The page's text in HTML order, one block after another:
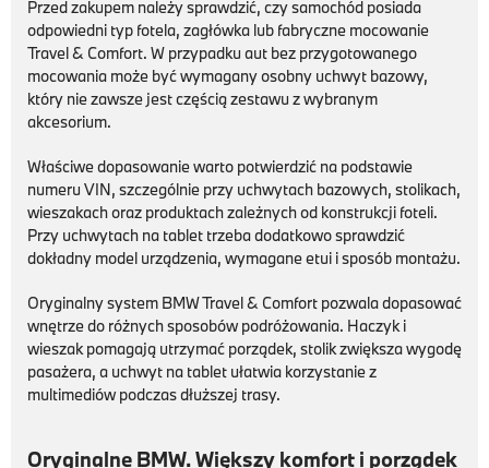
Przed zakupem należy sprawdzić, czy samochód posiada
odpowiedni typ fotela, zagłówka lub fabryczne mocowanie
Travel & Comfort. W przypadku aut bez przygotowanego
mocowania może być wymagany osobny uchwyt bazowy,
który nie zawsze jest częścią zestawu z wybranym
akcesorium.
Właściwe dopasowanie warto potwierdzić na podstawie
numeru VIN, szczególnie przy uchwytach bazowych, stolikach,
wieszakach oraz produktach zależnych od konstrukcji foteli.
Przy uchwytach na tablet trzeba dodatkowo sprawdzić
dokładny model urządzenia, wymagane etui i sposób montażu.
Oryginalny system BMW Travel & Comfort pozwala dopasować
wnętrze do różnych sposobów podróżowania. Haczyk i
wieszak pomagają utrzymać porządek, stolik zwiększa wygodę
pasażera, a uchwyt na tablet ułatwia korzystanie z
multimediów podczas dłuższej trasy.
Oryginalne BMW. Większy komfort i porządek